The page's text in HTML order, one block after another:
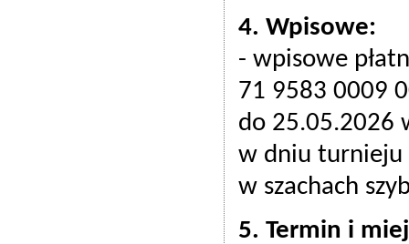
4. Wpisowe:
- wpisowe
71 9583 0009
do 25.05.2026
w dniu turnieju
w szachach
5. Termin i